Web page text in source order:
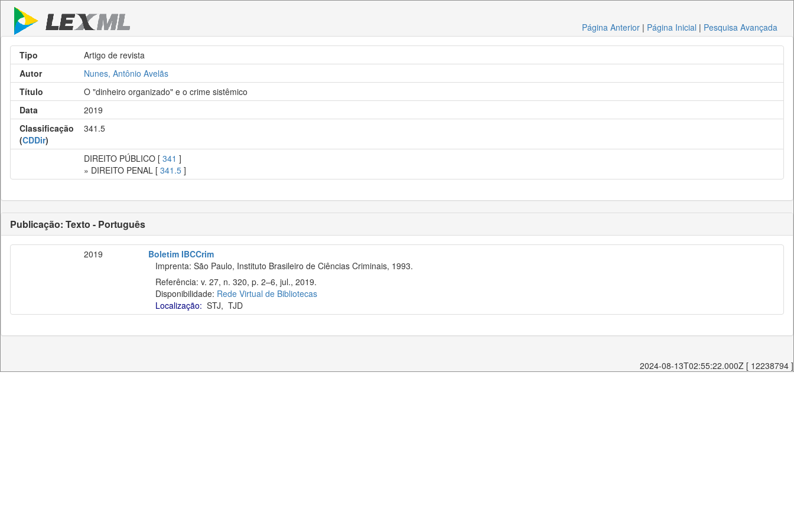
Página Anterior | Página Inicial | Pesquisa Avançada
Tipo
Artigo de revista
Autor
Nunes, Antônio Avelãs
Título
O "dinheiro organizado" e o crime sistêmico
Data
2019
Classificação
(CDDir)
341.5
DIREITO PÚBLICO [ 341 ]
» DIREITO PENAL [ 341.5 ]
Publicação: Texto - Português
2019
Boletim IBCCrim
Imprenta: São Paulo, Instituto Brasileiro de Ciências Criminais, 1993.
Referência: v. 27, n. 320, p. 2–6, jul., 2019.
Disponibilidade: Rede Virtual de Bibliotecas
Localização: STJ, TJD
2024-08-13T02:55:22.000Z [ 12238794 ]